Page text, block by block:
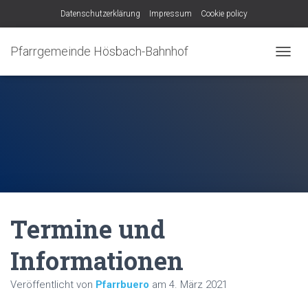
Datenschutzerklärung Impressum Cookie policy
Pfarrgemeinde Hösbach-Bahnhof
A
U
Termine und
Informationen
Veröffentlicht von Pfarrbuero am 4. März 2021